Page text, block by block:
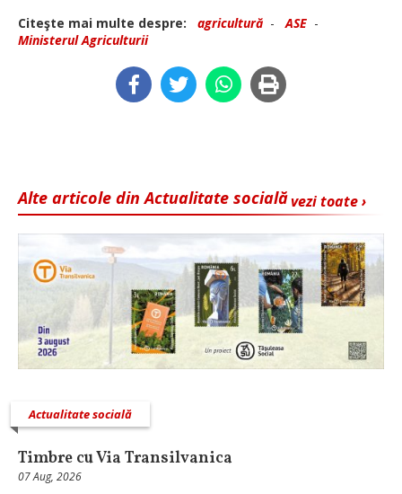
Citeşte mai multe despre:
agricultură -ASE -
Ministerul Agriculturii
vezi toate ›
Alte articole din Actualitate socială
Actualitate socială
Timbre cu Via Transilvanica
07 Aug, 2026